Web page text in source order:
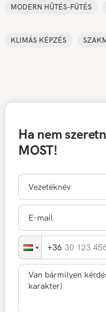
MODERN HŰTÉS-FÜTÉS
KLIMÁS KÉPZÉS
Ha nem
MOST!
30 123